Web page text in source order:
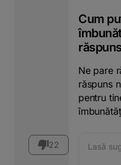
22
Cum
Ne pare
răspuns
pentru